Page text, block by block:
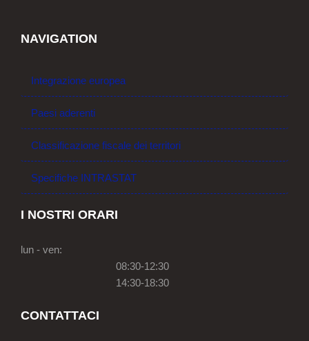
NAVIGATION
Integrazione europea
Paesi aderenti
Classificazione fiscale dei territori
Specifiche INTRASTAT
I NOSTRI ORARI
lun - ven:
08:30-12:30
14:30-18:30
CONTATTACI